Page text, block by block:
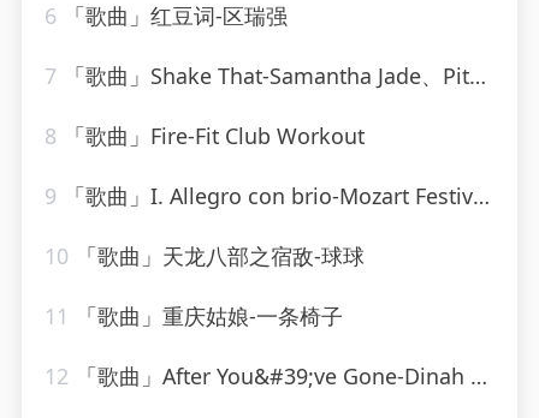
6 「歌曲」红豆词-区瑞强
7 「歌曲」Shake That-Samantha Jade、Pitbull
8 「歌曲」Fire-Fit Club Workout
9 「歌曲」I. Allegro con brio-Mozart Festival Orchestra、Alberto Lizzio
10 「歌曲」天龙八部之宿敌-球球
11 「歌曲」重庆姑娘-一条椅子
12 「歌曲」After You&#39;ve Gone-Dinah Washington(1)